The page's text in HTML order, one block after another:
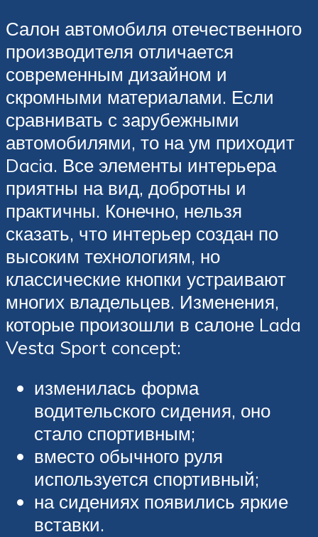
Салон автомобиля отечественного
производителя отличается
современным дизайном и
скромными материалами. Если
сравнивать с зарубежными
автомобилями, то на ум приходит
Dacia. Все элементы интерьера
приятны на вид, добротны и
практичны. Конечно, нельзя
сказать, что интерьер создан по
высоким технологиям, но
классические кнопки устраивают
многих владельцев. Изменения,
которые произошли в салоне Lada
Vesta Sport concept:
изменилась форма
водительского сидения, оно
стало спортивным;
вместо обычного руля
используется спортивный;
на сидениях появились яркие
вставки.